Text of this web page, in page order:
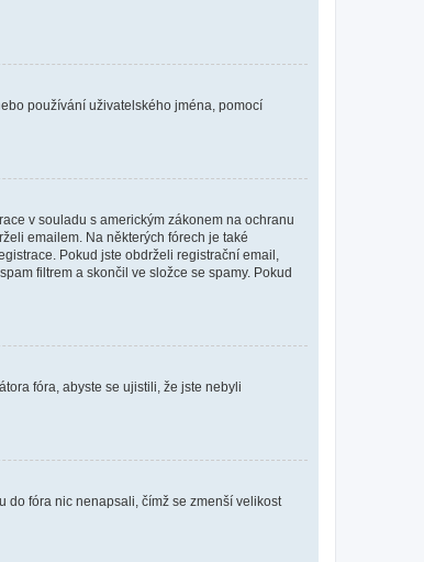
používání uživatelského jména, pomocí
v souladu s americkým zákonem na ochranu
emailem. Na některých fórech je také
Pokud jste obdrželi registrační email,
filtrem a skončil ve složce se spamy. Pokud
fóra, abyste se ujistili, že jste nebyli
do fóra nic nenapsali, čímž se zmenší velikost